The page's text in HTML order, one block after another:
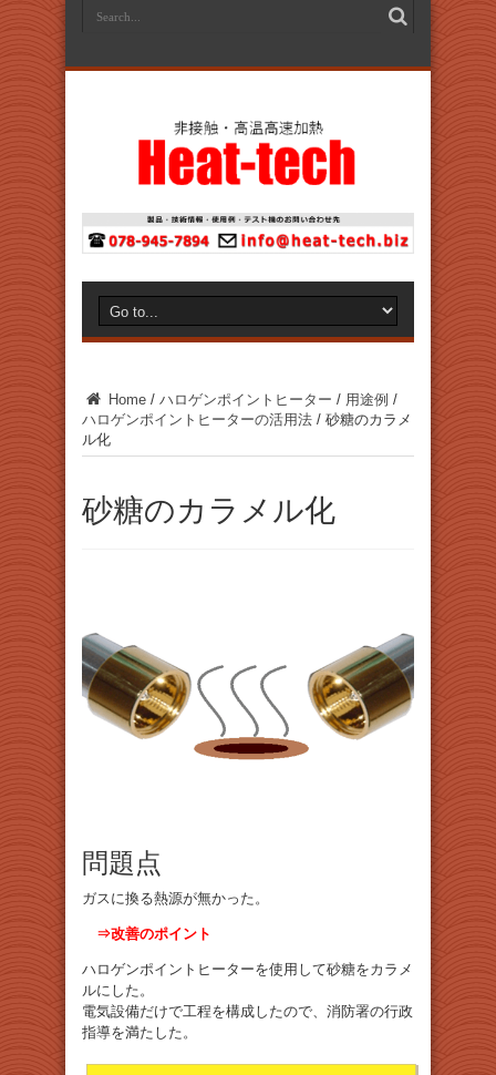
Home / ハロゲンポイントヒーター / 用途例 /
ハロゲンポイントヒーターの活用法 / 砂糖のカラメ
ル化
砂糖のカラメル化
問題点
ガスに換る熱源が無かった。
⇒改善のポイント
ハロゲンポイントヒーターを使用して砂糖をカラメ
ルにした。
電気設備だけで工程を構成したので、消防署の行政
指導を満たした。